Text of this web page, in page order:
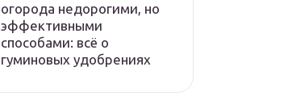
огорода недорогими, но
эффективными
способами: всё о
гуминовых удобрениях